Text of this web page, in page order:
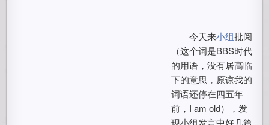
今天来小组批阅
（这个词是BBS时代
的用语，没有居高临
下的意思，原谅我的
词语还停在四五年
前，I am old），发
现小组发言中好几篇